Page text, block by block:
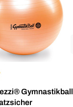
Gymnastikball